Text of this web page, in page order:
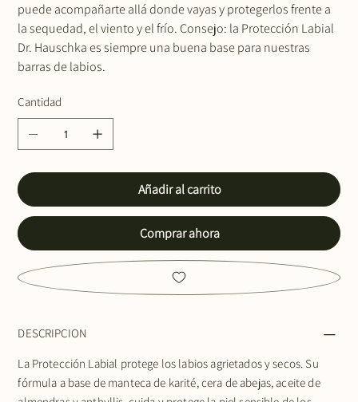
puede acompañarte allá donde vayas y protegerlos frente a
la sequedad, el viento y el frío. Consejo: la Protección Labial
Dr. Hauschka es siempre una buena base para nuestras
barras de labios.
Cantidad
Añadir al carrito
Comprar ahora
DESCRIPCION
La Protección Labial protege los labios agrietados y secos. Su
fórmula a base de manteca de karité, cera de abejas, aceite de